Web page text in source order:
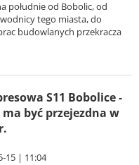
południe od Bobolic, od
tego miasta, do
budowlanych przekracza
S11 Bobolice -
ma być przejezdna w
15 | 11:04